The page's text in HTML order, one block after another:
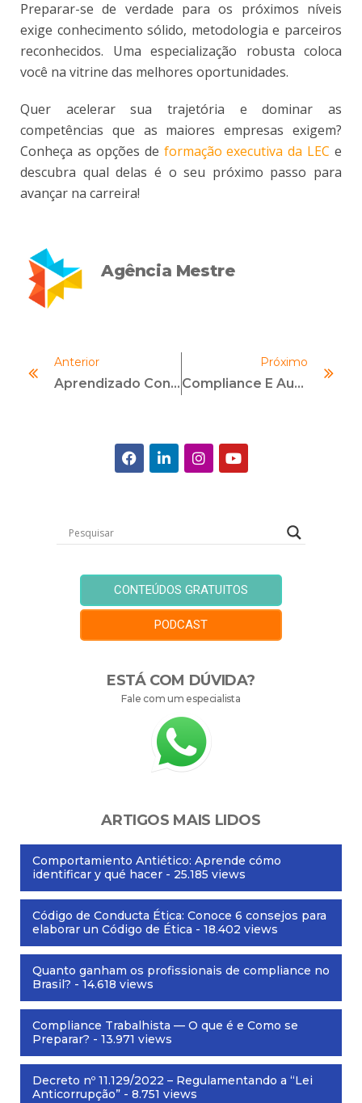
Preparar-se de verdade para os próximos níveis
exige conhecimento sólido, metodologia e parceiros
reconhecidos. Uma especialização robusta coloca
você na vitrine das melhores oportunidades.
Quer acelerar sua trajetória e dominar as
competências que as maiores empresas exigem?
Conheça as opções de formação executiva da LEC e
descubra qual delas é o seu próximo passo para
avançar na carreira!
Agência Mestre
Anterior
Aprendizado Contínuo: Como Buscar Esse Diferencial Para Sua Carreira
Próximo
Compliance E Auditoria Interna: Papéis Distintos Na Estrutura De Governança E Controles
CONTEÚDOS GRATUITOS
PODCAST
ESTÁ COM DÚVIDA?
Fale com um especialista
ARTIGOS MAIS LIDOS
Comportamiento Antiético: Aprende cómo
identificar y qué hacer - 25.185 views
Código de Conducta Ética: Conoce 6 consejos para
elaborar un Código de Ética - 18.402 views
Quanto ganham os profissionais de compliance no
Brasil? - 14.618 views
Compliance Trabalhista — O que é e Como se
Preparar? - 13.971 views
Decreto nº 11.129/2022 – Regulamentando a “Lei
Anticorrupção” - 8.751 views